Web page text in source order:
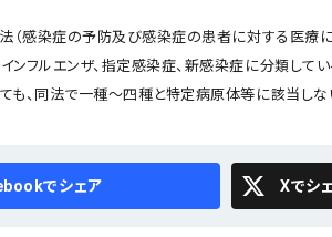
法（感染症の予防及び感染症の患者に対する医療
ンフルエンザ、指定感染症、新感染症に分類して
も、同法で一種～四種と特定病原体等に該当しな
X